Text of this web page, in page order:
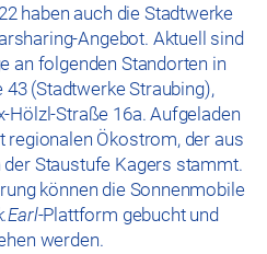
haben auch die Stadtwerke
Angebot. Aktuell sind
an folgenden Standorten in
(Stadtwerke Straubing),
Hölzl-Straße 16a. Aufgeladen
regionalen Ökostrom, der aus
Staustufe Kagers stammt.
können die Sonnenmobile
-Plattform gebucht und
werden.